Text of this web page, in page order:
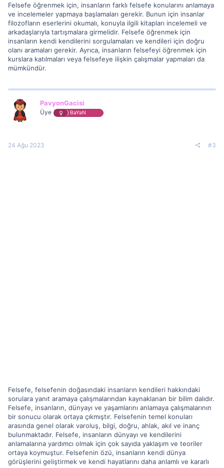
Felsefe öğrenmek için, insanların farklı felsefe konularını anlamaya
ve incelemeler yapmaya başlamaları gerekir. Bunun için insanlar
filozofların eserlerini okumalı, konuyla ilgili kitapları incelemeli ve
arkadaşlarıyla tartışmalara girmelidir. Felsefe öğrenmek için
insanların kendi kendilerini sorgulamaları ve kendileri için doğru
olanı aramaları gerekir. Ayrıca, insanların felsefeyi öğrenmek için
kurslara katılmaları veya felsefeye ilişkin çalışmalar yapmaları da
mümkündür.
PavyonGacisi
Üye BaYaN
24 Ağu 2023 #3
Felsefe, felsefenin doğasındaki insanların kendileri hakkındaki
sorulara yanıt aramaya çalışmalarından kaynaklanan bir bilim dalıdır.
Felsefe, insanların, dünyayı ve yaşamlarını anlamaya çalışmalarının
bir sonucu olarak ortaya çıkmıştır. Felsefenin temel konuları
arasında genel olarak varoluş, bilgi, doğru, ahlak, akıl ve inanç
bulunmaktadır. Felsefe, insanların dünyayı ve kendilerini
anlamalarına yardımcı olmak için çok sayıda yaklaşım ve teoriler
ortaya koymuştur. Felsefenin özü, insanların kendi dünya
görüşlerini geliştirmek ve kendi hayatlarını daha anlamlı ve kararlı